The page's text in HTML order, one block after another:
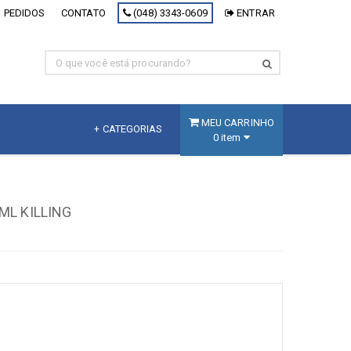
PEDIDOS CONTATO (048) 3343-0609 ENTRAR
MEU CARRINHO
0 item
+ CATEGORIAS
KILLING